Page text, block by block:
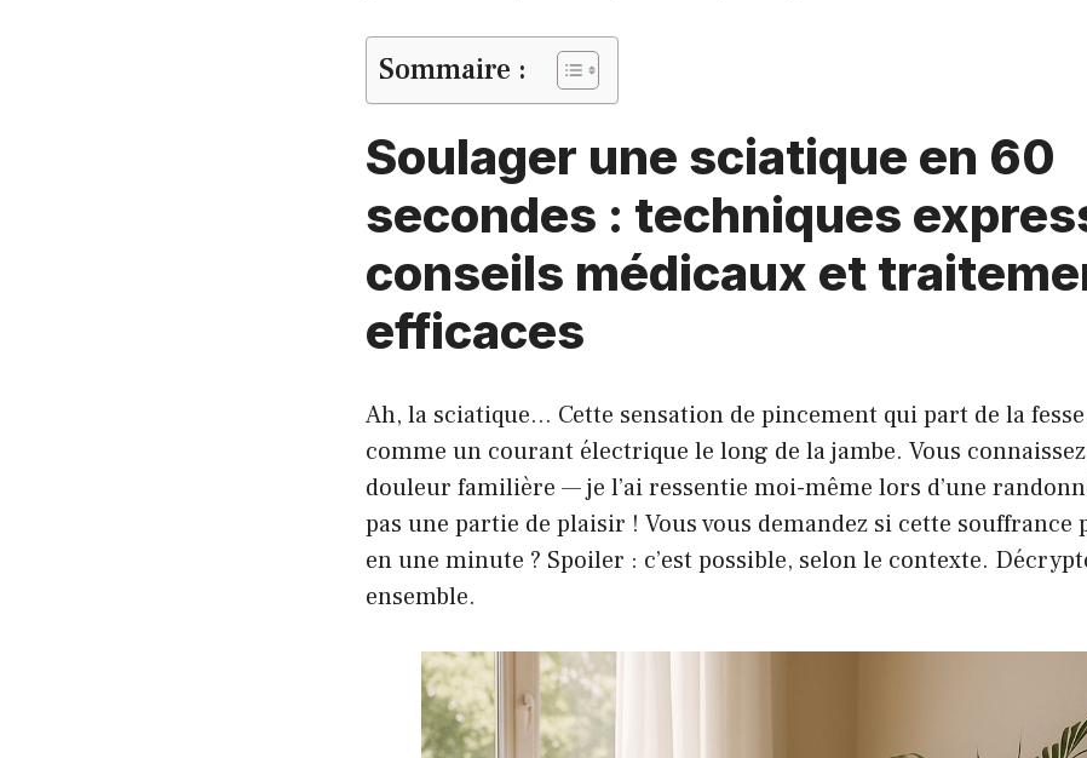
Sommaire :
Soulager une sciatique en 60
secondes : techniques
conseils médicaux et
efficaces
Ah, la sciatique… Cette sensation de pincement qui part de la
comme un courant électrique le long de la jambe. Vous
douleur familière — je l’ai ressentie moi-même lors d’une
pas une partie de plaisir ! Vous vous demandez si cette souffrance
en une minute ? Spoiler : c’est possible, selon le contexte.
ensemble.